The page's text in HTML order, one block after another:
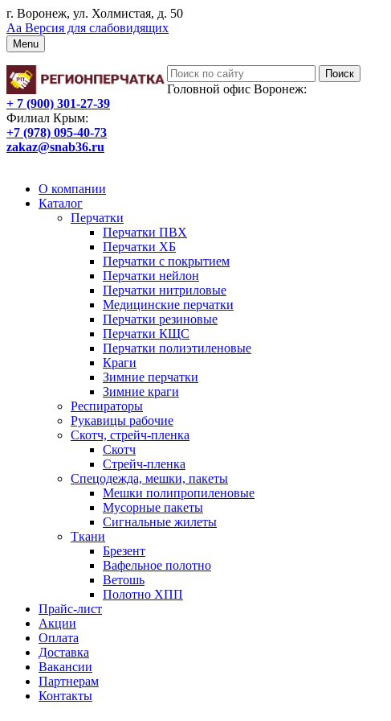
г. Воронеж, ул. Холмистая, д. 50
Аа Версия для слабовидящих
Menu
Головной офис Воронеж:
+ 7 (900) 301-27-39
Филиал Крым:
+7 (978) 095-40-73
zakaz@snab36.ru
О компании
Каталог
Перчатки
Перчатки ПВХ
Перчатки ХБ
Перчатки с покрытием
Перчатки нейлон
Перчатки нитриловые
Медицинские перчатки
Перчатки резиновые
Перчатки КЩС
Перчатки полиэтиленовые
Краги
Зимние перчатки
Зимние краги
Респираторы
Рукавицы рабочие
Скотч, стрейч-пленка
Скотч
Стрейч-пленка
Спецодежда, мешки, пакеты
Мешки полипропиленовые
Мусорные пакеты
Сигнальные жилеты
Ткани
Брезент
Вафельное полотно
Ветошь
Полотно ХПП
Прайс-лист
Акции
Оплата
Доставка
Вакансии
Партнерам
Контакты